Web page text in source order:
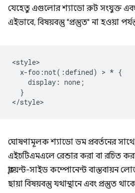
যেহেতু এগুলোর শ্যাডো রুট সংযুক্ত
এইভাবে, বিষয়বস্তু "প্রস্তুত" না হওয়া
<style>
  x-foo:not(:defined) > * {
    display: none;
  }
ঘোষণামূলক শ্যাডো ডম প্রবর্তনের
এইচটিএমএলে রেন্ডার করা বা রচিত
ক্লায়েন্ট-সাইড কম্পোনেন্ট বাস্তবায়ন
ছায়া বিষয়বস্তু যথাস্থানে এবং প্রস্তুত